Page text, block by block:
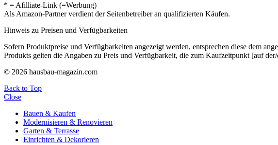
* = Afilliate-Link (=Werbung)
Als Amazon-Partner verdient der Seitenbetreiber an qualifizierten Käufen.
Hinweis zu Preisen und Verfügbarkeiten
Sofern Produktpreise und Verfügbarkeiten angezeigt werden, entsprechen diese dem
Produkts gelten die Angaben zu Preis und Verfügbarkeit, die zum Kaufzeitpunkt [auf
© 2026 hausbau-magazin.com
Back to Top
Close
Bauen & Kaufen
Modernisieren & Renovieren
Garten & Terrasse
Einrichten & Dekorieren